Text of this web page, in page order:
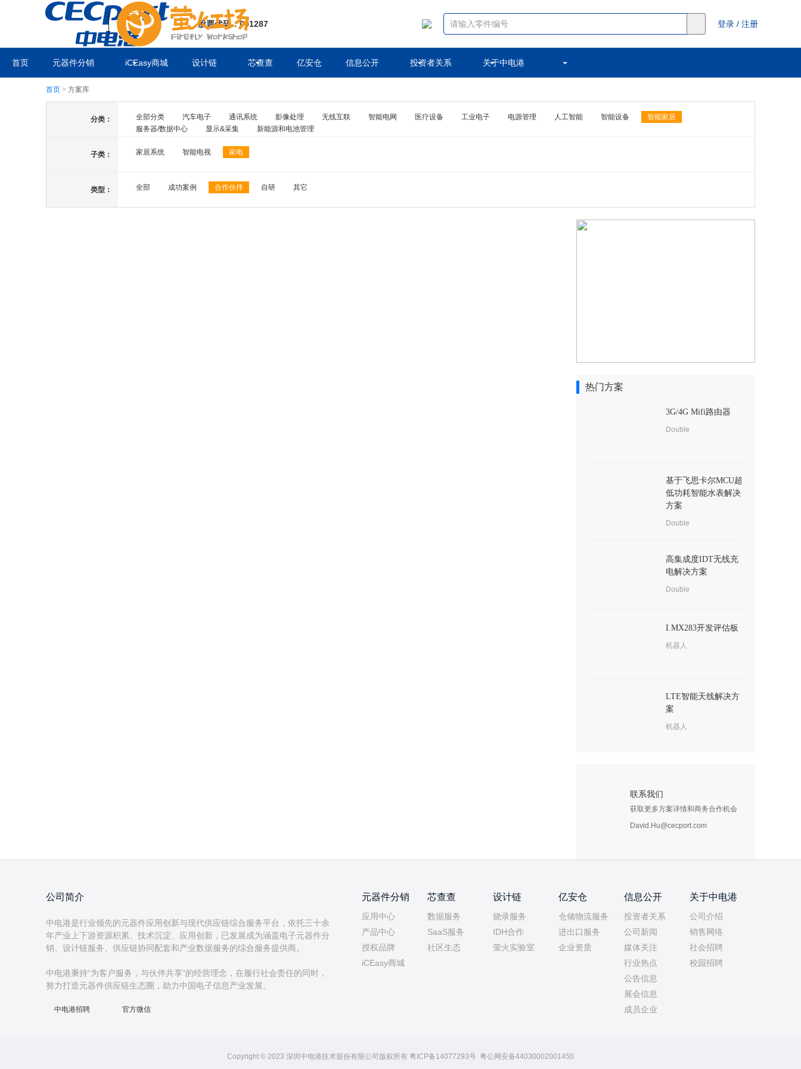
股票代码：001287 登录 / 注册
首页 元器件分销 iCEasy商城 设计链 芯查查 亿安仓 信息公开 投资者关系 关于中电港
首页 > 方案库
分类： 全部分类 汽车电子 通讯系统 影像处理 无线互联 智能电网 医疗设备 工业电子 电源管理 人工智能 智能设备
智能家居
服务器/数据中心
显示&采集 新能源和电池管理
子类： 家居系统 智能电视 家电
类型： 全部 成功案例 合作伙伴 自研 其它
热门方案
3G/4G Mifi路由器
Double
基于飞思卡尔MCU超
低功耗智能水表解决
方案
Double
高集成度IDT无线充
电解决方案
Double
I.MX283开发评估板
机器人
LTE智能天线解决方
案
机器人
联系我们
获取更多方案详情和商务合作机会
David.Hu@cecport.com
公司简介
中电港是行业领先的元器件应用创新与现代供应链综合服务平台，依托三十余
年产业上下游资源积累、技术沉淀、应用创新，已发展成为涵盖电子元器件分
销、设计链服务、供应链协同配套和产业数据服务的综合服务提供商。
中电港秉持“为客户服务，与伙伴共享”的经营理念，在履行社会责任的同时，
中电港招聘 官方微信
元器件分销
应用中心
产品中心
授权品牌
iCEasy商城
芯查查
数据服务
SaaS服务
社区生态
设计链
烧录服务
IDH合作
萤火实验室
亿安仓
仓储物流服务
进出口服务
企业资质
信息公开
投资者关系
公司新闻
媒体关注
行业热点
公告信息
展会信息
成员企业
关于中电港
公司介绍
销售网络
社会招聘
校园招聘
Copyright © 2023 深圳中电港技术股份有限公司版权所有 粤ICP备14077293号 粤公网安备44030002001450